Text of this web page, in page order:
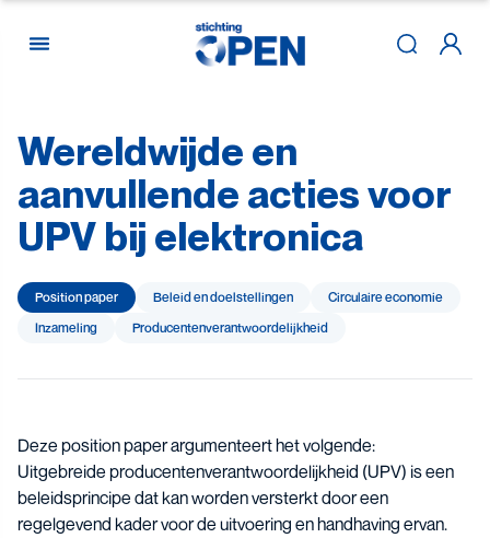
Skip to content
Wereldwijde en
aanvullende actiesvoor
UPV bij elektronica
Position paper Beleid en doelstellingen
Circulaire economie
Inzameling
Producenten­­­­verantwoor­delijk­heid
Deze position paper argumenteert het volgende:
Uitgebreide producentenverantwoordelijkheid (UPV) is een
beleidsprincipe dat kan worden versterkt door een
regelgevend kader voor de uitvoering en handhaving ervan.